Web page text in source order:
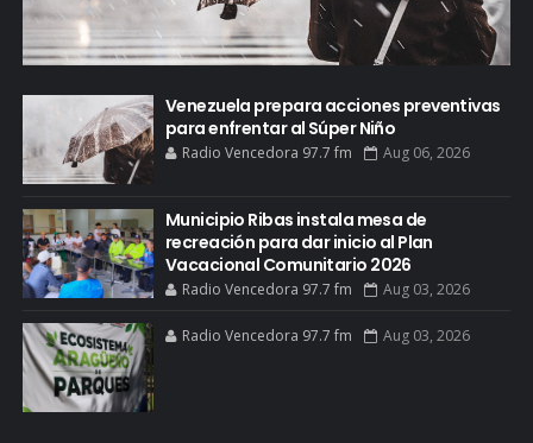
Venezuela prepara acciones preventivas
para enfrentar al Súper Niño
Radio Vencedora 97.7 fm Aug 06, 2026
Municipio Ribas instala mesa de
recreación para dar inicio al Plan
Vacacional Comunitario 2026
Radio Vencedora 97.7 fm Aug 03, 2026
Radio Vencedora 97.7 fm Aug 03, 2026